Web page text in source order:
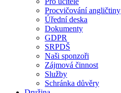
Procvičování angličtiny
Úřední deska
Dokumenty
GDPR
SRPDŠ
Naši sponzoři
Zájmová činnost
Služby
Schránka důvěry